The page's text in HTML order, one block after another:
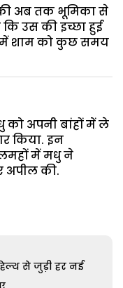
अब तक भूमिका से
उस की इच्छा हुई
में शाम को कुछ समय
अपनी बांहों में ले
किया. इन
में मधु ने
की.
से जुड़ी हर नई